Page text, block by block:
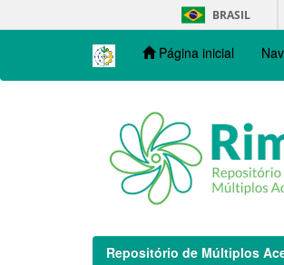
navigation
BRASIL
Página inicial
Repositório de Múltiplos